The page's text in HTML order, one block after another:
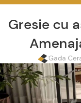
Gresie cu
Gada